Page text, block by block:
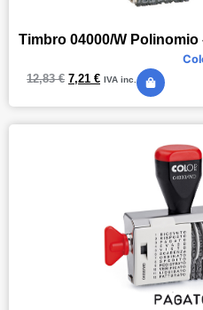
Timbro 04000/W
12,83€ 7,21 € IVA inc.